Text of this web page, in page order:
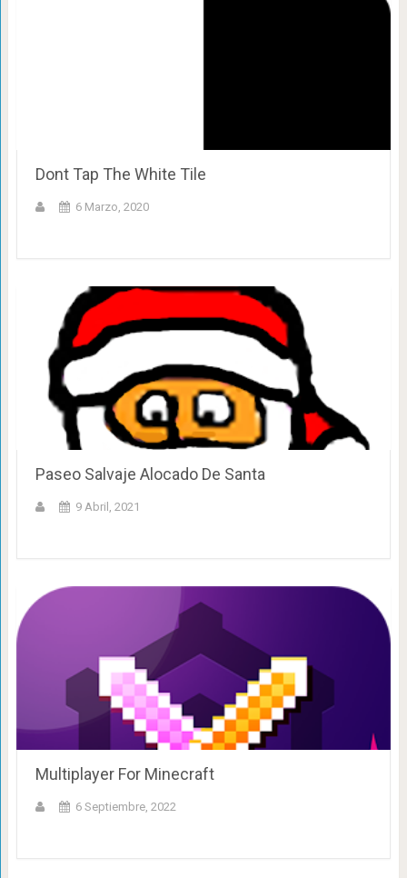
Dont Tap The White Tile
6 Marzo, 2020
Paseo Salvaje Alocado De Santa
9 Abril, 2021
Multiplayer For Minecraft
6 Septiembre, 2022